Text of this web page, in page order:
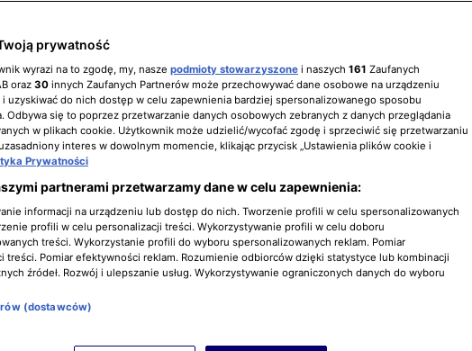
- seria 6, odcinek 3
prywatność
wyrazi na to zgodę, my, nasze podmioty stowarzyszone i naszych 161 Zaufanych
oraz 30 innych Zaufanych Partnerów może przechowywać dane osobowe na urządzeniu
uzyskiwać do nich dostęp w celu zapewnienia bardziej spersonalizowanego sposobu
Odbywa się to poprzez przetwarzanie danych osobowych zebranych z danych przeglądania
w plikach cookie. Użytkownik może udzielić/wycofać zgodę i sprzeciwić się przetwarzaniu
interes w dowolnym momencie, klikając przycisk „Ustawienia plików cookie i
Prywatności
partnerami przetwarzamy dane w celu zapewnienia:
informacji na urządzeniu lub dostęp do nich. Tworzenie profili w celu spersonalizowanych
profili w celu personalizacji treści. Wykorzystywanie profili w celu doboru
treści. Wykorzystanie profili do wyboru spersonalizowanych reklam. Pomiar
treści. Pomiar efektywności reklam. Rozumienie odbiorców dzięki statystyce lub kombinacji
źródeł. Rozwój i ulepszanie usług. Wykorzystywanie ograniczonych danych do wyboru
(dostawców)